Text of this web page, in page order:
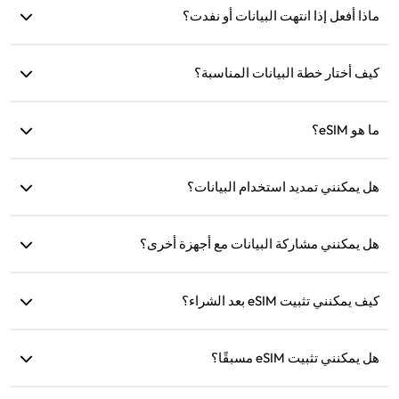
eSIM مرة واحدة فقط. إذا استمرت المشكلة، يرجى الاتصال بخدمة
ماذا أفعل إذا انتهت البيانات أو نفدت؟
كيف أختار خطة البيانات المناسبة؟
ما هو eSIM؟
وتثبيتها، يمكنك استخدامها للاتصال بالإنترنت.
هل يمكنني تمديد استخدام البيانات؟
الحالية.
هل يمكنني مشاركة البيانات مع أجهزة أخرى؟
البيانات هو نفسه كما على هاتفك.
كيف يمكنني تثبيت eSIM بعد الشراء؟
للتثبيت.
هل يمكنني تثبيت eSIM مسبقًا؟